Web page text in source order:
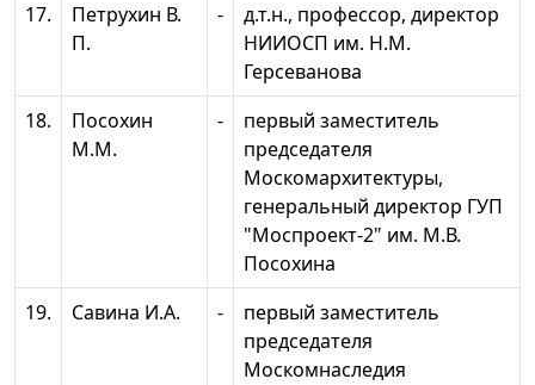
17.
Петрухин В.
П.
-
д.т.н., профессор, директор
НИИОСП им. Н.М.
Герсеванова
18.
Посохин
М.М.
-
первый заместитель
председателя
Москомархитектуры,
генеральный директор ГУП
"Моспроект-2" им. М.В.
Посохина
19.
Савина И.А. -
первый заместитель
председателя
Москомнаследия